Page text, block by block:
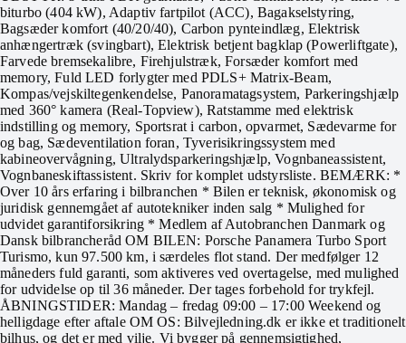
biturbo (404 kW), Adaptiv fartpilot (ACC), Bagakselstyring,
Bagsæder komfort (40/20/40), Carbon pynteindlæg, Elektrisk
anhængertræk (svingbart), Elektrisk betjent bagklap (Powerliftgate),
Farvede bremsekalibre, Firehjulstræk, Forsæder komfort med
memory, Fuld LED forlygter med PDLS+ Matrix-Beam,
Kompas/vejskiltegenkendelse, Panoramatagsystem, Parkeringshjælp
med 360° kamera (Real-Topview), Ratstamme med elektrisk
indstilling og memory, Sportsrat i carbon, opvarmet, Sædevarme for
og bag, Sædeventilation foran, Tyverisikringssystem med
kabineovervågning, Ultralydsparkeringshjælp, Vognbaneassistent,
Vognbaneskiftassistent. Skriv for komplet udstyrsliste. BEMÆRK: *
Over 10 års erfaring i bilbranchen * Bilen er teknisk, økonomisk og
juridisk gennemgået af autotekniker inden salg * Mulighed for
udvidet garantiforsikring * Medlem af Autobranchen Danmark og
Dansk bilbrancheråd OM BILEN: Porsche Panamera Turbo Sport
Turismo, kun 97.500 km, i særdeles flot stand. Der medfølger 12
måneders fuld garanti, som aktiveres ved overtagelse, med mulighed
for udvidelse op til 36 måneder. Der tages forbehold for trykfejl.
ÅBNINGSTIDER: Mandag – fredag 09:00 – 17:00 Weekend og
helligdage efter aftale OM OS: Bilvejledning.dk er ikke et traditionelt
bilhus, og det er med vilje. Vi bygger på gennemsigtighed,